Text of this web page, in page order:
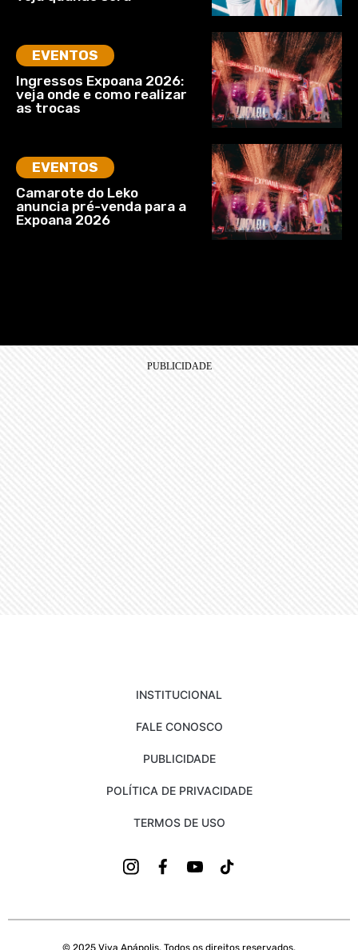
EVENTOS
Ingressos Expoana 2026:
veja onde e como realizar
as trocas
EVENTOS
Camarote do Leko
anuncia pré-venda para a
Expoana 2026
INSTITUCIONAL
FALE CONOSCO
PUBLICIDADE
POLÍTICA DE PRIVACIDADE
TERMOS DE USO